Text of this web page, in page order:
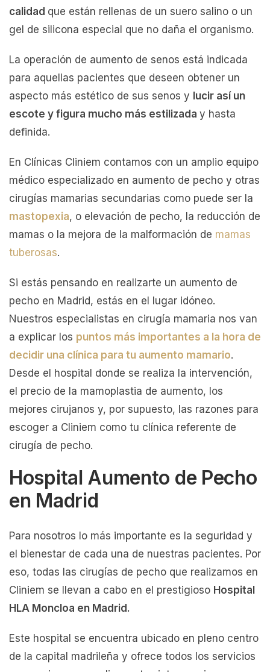
calidad que están rellenas de un suero salino o un
gel de silicona especial que no daña el organismo.
La operación de aumento de senos está indicada
para aquellas pacientes que deseen obtener un
aspecto más estético de sus senos y lucir así un
escote y figura mucho más estilizada y hasta
definida.
En Clínicas Cliniem contamos con un amplio equipo
médico especializado en aumento de pecho y otras
cirugías mamarias secundarias como puede ser la
mastopexia, o elevación de pecho, la reducción de
mamas o la mejora de la malformación de mamas
tuberosas.
Si estás pensando en realizarte un aumento de
pecho en Madrid, estás en el lugar idóneo.
Nuestros especialistas en cirugía mamaria nos van
a explicar los puntos más importantes a la hora de
decidir una clínica para tu aumento mamario.
Desde el hospital donde se realiza la intervención,
el precio de la mamoplastia de aumento, los
mejores cirujanos y, por supuesto, las razones para
escoger a Cliniem como tu clínica referente de
cirugía de pecho.
Hospital Aumento de Pecho
en Madrid
Para nosotros lo más importante es la seguridad y
el bienestar de cada una de nuestras pacientes. Por
eso, todas las cirugías de pecho que realizamos en
Cliniem se llevan a cabo en el prestigioso Hospital
HLA Moncloa en Madrid.
Este hospital se encuentra ubicado en pleno centro
de la capital madrileña y ofrece todos los servicios